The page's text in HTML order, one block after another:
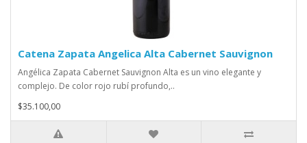
Catena Zapata Angelica Alta Cabernet Sauvignon
Angélica Zapata Cabernet Sauvignon Alta es un vino elegante y
complejo. De color rojo rubí profundo,..
$35.100,00